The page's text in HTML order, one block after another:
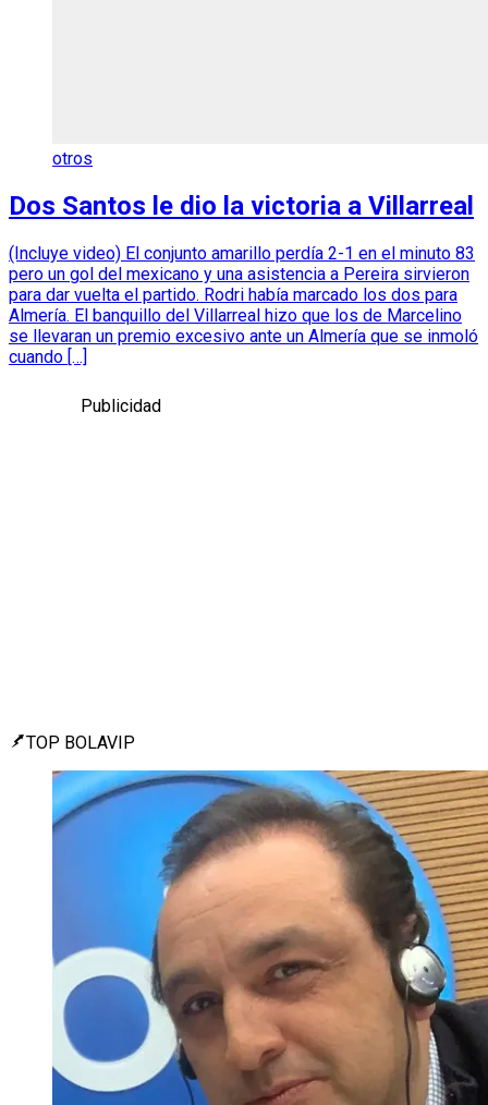
otros
Dos Santos le dio la victoria a Villarreal
(Incluye video) El conjunto amarillo perdía 2-1 en el minuto 83
pero un gol del mexicano y una asistencia a Pereira sirvieron
para dar vuelta el partido. Rodri había marcado los dos para
Almería. El banquillo del Villarreal hizo que los de Marcelino
se llevaran un premio excesivo ante un Almería que se inmoló
cuando […]
Publicidad
TOP BOLAVIP